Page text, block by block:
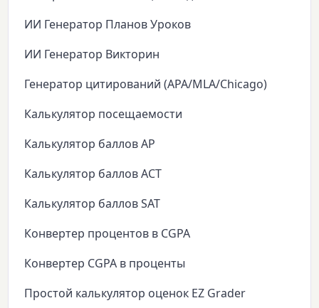
ИИ Генератор Планов Уроков
ИИ Генератор Викторин
Генератор цитирований (APA/MLA/Chicago)
Калькулятор посещаемости
Калькулятор баллов AP
Калькулятор баллов ACT
Калькулятор баллов SAT
Конвертер процентов в CGPA
Конвертер CGPA в проценты
Простой калькулятор оценок EZ Grader